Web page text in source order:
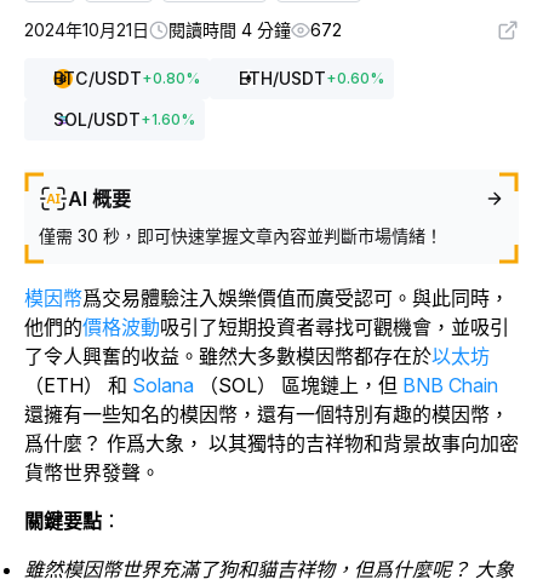
2024年10月21日
閱讀時間 4 分鐘 672
BTC/USDT+0.80% ETH/USDT+0.60%
SOL/USDT+1.60%
AI 概要
僅需 30 秒，即可快速掌握文章內容並判斷市場情緒！
模因幣爲交易體驗注入娛樂價值而廣受認可。與此同時，
他們的價格波動吸引了短期投資者尋找可觀機會，並吸引
了令人興奮的收益。雖然大多數模因幣都存在於以太坊
（ETH） 和 Solana （SOL） 區塊鏈上， 但 BNB Chain
還擁有一些知名的模因幣，還有一個特別有趣的模因幣，
爲什麼？ 作爲大象， 以其獨特的吉祥物和背景故事向加密
貨幣世界發聲。
關鍵要點 ：
雖然模因幣世界充滿了狗和貓吉祥物，但爲什麼呢？ 大象